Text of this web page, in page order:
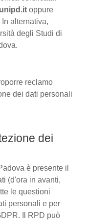
oppure
In alternativa,
degli Studi di
reclamo
dei dati personali
dei
è presente il
(d'ora in avanti,
le questioni
personali e per
Il RPD può